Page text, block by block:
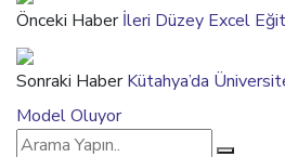
Önceki Haber İleri Düzey Excel
Sonraki Haber Kütahya’da
Model Oluyor